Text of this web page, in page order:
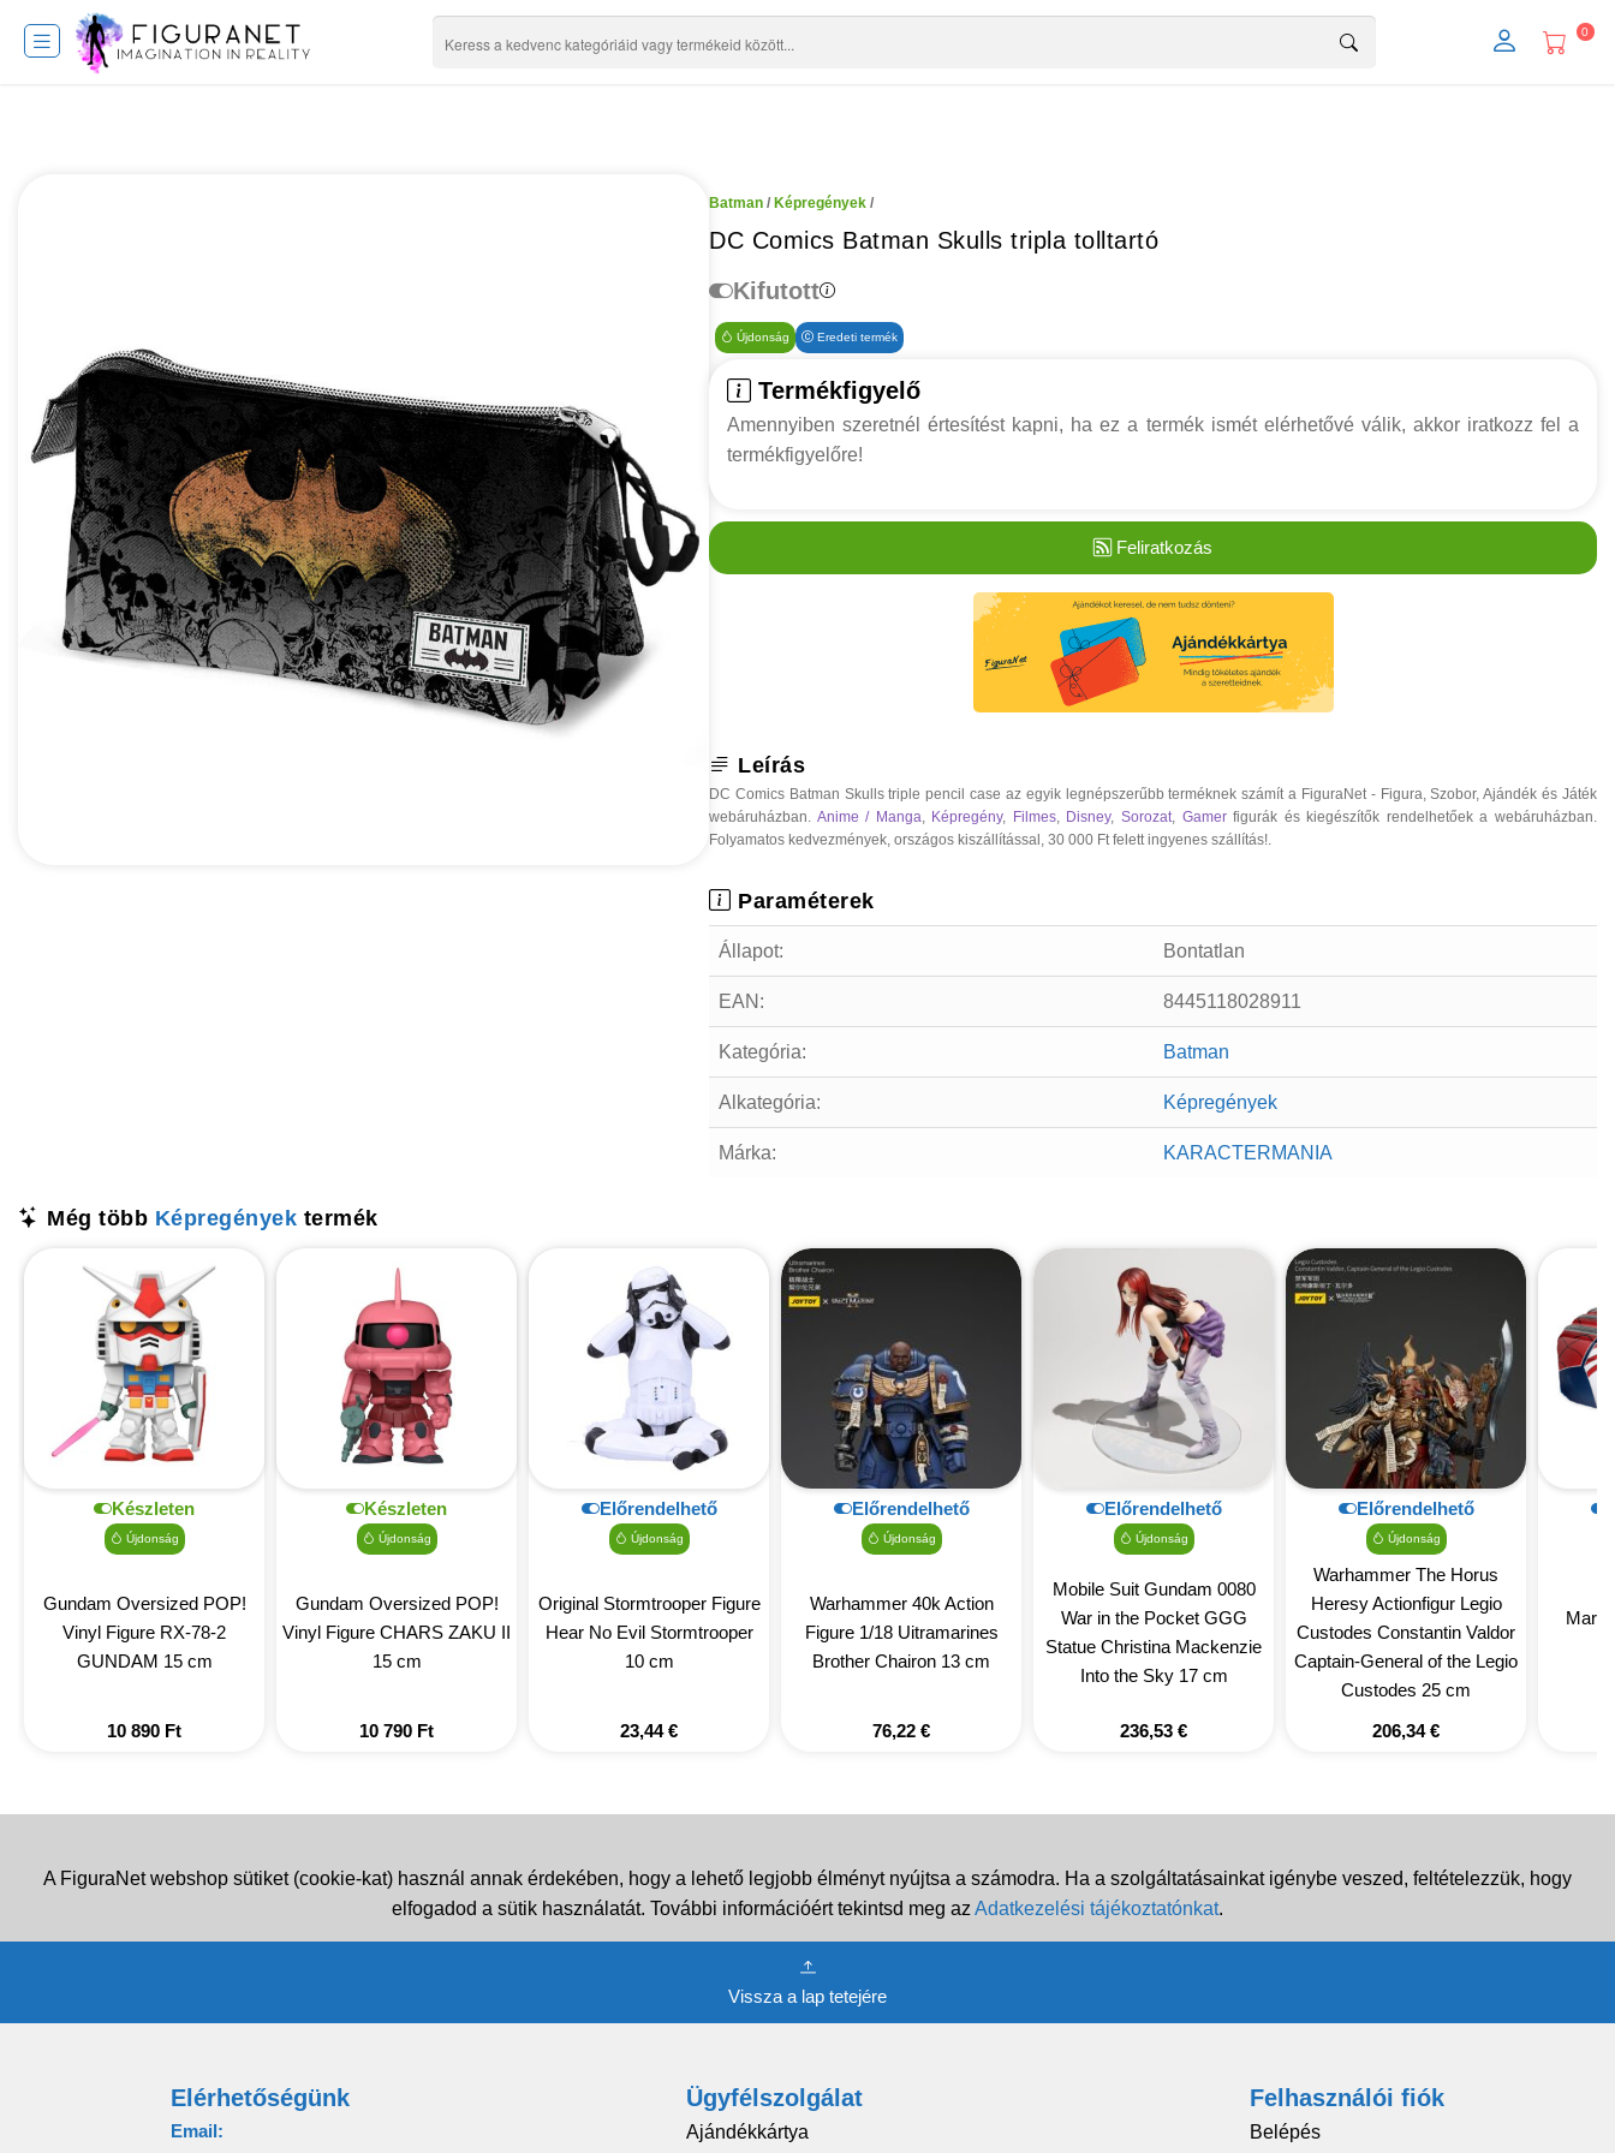
0
Batman / Képregények /
DC Comics Batman Skulls tripla tolltartó
Kifutott
Újdonság Eredeti termék
Termékfigyelő
Amennyiben szeretnél értesítést kapni, ha ez a termék ismét elérhetővé válik, akkor iratkozz fel a
termékfigyelőre!
Feliratkozás
Leírás
DC Comics Batman Skulls triple pencil case az egyik legnépszerűbb terméknek számít a FiguraNet - Figura, Szobor, Ajándék és Játék
webáruházban. Anime / Manga Képregény, Filmes, Disney,Sorozat Gamerfigurák és kiegészítők rendelhetőek a webáruházban.
Folyamatos kedvezmények, országos kiszállítással, 30 000 Ft felett ingyenes szállítás!.
Paraméterek
Állapot: Bontatlan
EAN: 8445118028911
Kategória: Batman
Alkategória: Képregények
Márka: KARACTERMANIA
Még több Képregények termék
Készleten
Újdonság
Gundam Oversized POP!
Vinyl Figure RX-78-2
GUNDAM 15 cm
10 890 Ft
Készleten
Újdonság
Gundam Oversized POP!
Vinyl Figure CHARS ZAKU II
15 cm
10 790 Ft
Előrendelhető
Újdonság
Original Stormtrooper Figure
Hear No Evil Stormtrooper
10 cm
23,44€
Előrendelhető
Újdonság
Warhammer 40k Action
Figure 1/18 Uitramarines
Brother Chairon 13 cm
76,22 €
Előrendelhető
Újdonság
Mobile Suit Gundam 0080
War in the Pocket GGG
Statue Christina Mackenzie
Into the Sky 17 cm
236,53 €
Előrendelhető
Újdonság
Warhammer The Horus
Heresy Actionfigur Legio
Custodes Constantin Valdor
Captain-General of the Legio
Custodes 25 cm
206,34€
A FiguraNet webshop sütiket (cookie-kat) használ annak érdekében, hogy a lehető legjobb élményt nyújtsa a számodra. Ha a szolgáltatásainkat igénybe veszed, feltételezzük, hogy
elfogadod a sütik használatát. További információért tekintsd meg az Adatkezelési tájékoztatónkat.
Vissza a lap tetejére
Elérhetőségünk
Email:
Ügyfélszolgálat
Ajándékkártya
Felhasználói fiók
Belépés